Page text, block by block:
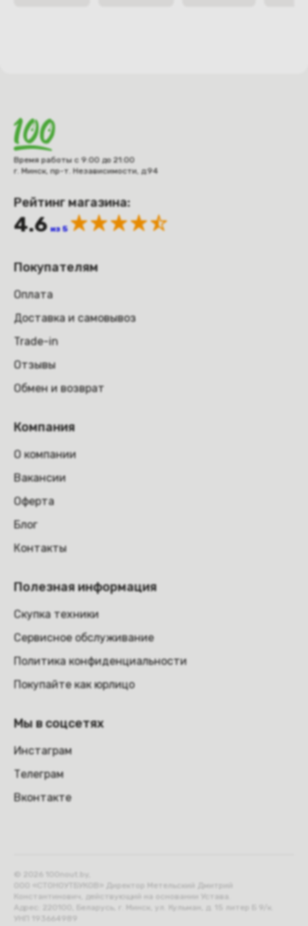
Время работы с 9:00 до 21:00
г. Минск, пр-т. Независимости, д.94
Рейтинг магазина:
4.6 из 5
Покупателям
Оплата
Доставка и самовывоз
Trade-in
Отзывы
Обмен и возврат
Компания
О компании
Вакансии
Оферта
Блог
Контакты
Полезная информация
Скупка техники
Сервисное обслуживание
Политика конфиденциальности
Покупайте как юрлицо
Мы в соцсетях
Инстаграм
Телеграм
Вконтакте
ООО «СТОНОУТБУКОВ» Директор Метельский Дмитрий
Константинович, действующий на основании Устава.
Адрес: 220100, Беларусь, г. Минск, ул. Кульман, д. 15 литер Б 9/к.